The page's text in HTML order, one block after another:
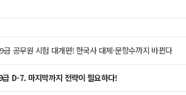
급 공무원 시험 대개편! 한국사 대체·문항수까지 바뀐다
D-7. 마지막까지 전략이 필요하다!